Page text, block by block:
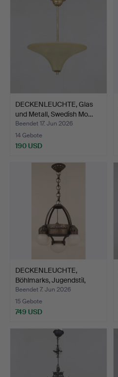
DECKENLEUCHTE, Glas
und Metall, Swedish Mo…
Beendet 17. Jun 2026
14 Gebote
190 USD
DECKENLEUCHTE,
Böhlmarks, Jugendstil,
Meta…
Beendet 7. Jun 2026
15 Gebote
749 USD